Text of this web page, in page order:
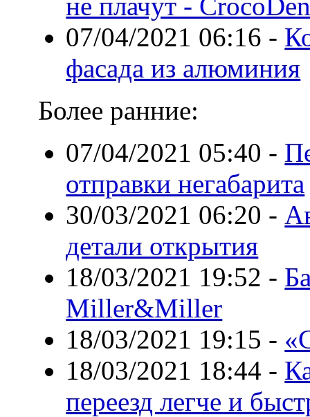
07/04/2021 06:16 -
фасада из алюминия
Более ранние:
07/04/2021 05:40 -
отправки негабарита
30/03/2021 06:20 -
детали открытия
18/03/2021 19:52 -
Miller&Miller
18/03/2021 19:15 -
18/03/2021 18:44 -
переезд легче и